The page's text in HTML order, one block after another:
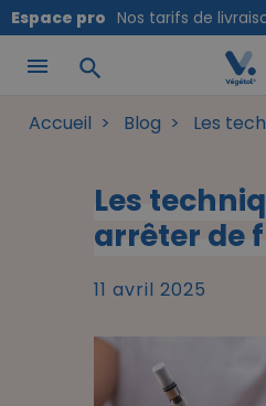
Panneau de gestion des
Espace pro Nos tarifs de
search
Accueil Blog Les
Les
arrêter de
11 avril 2025